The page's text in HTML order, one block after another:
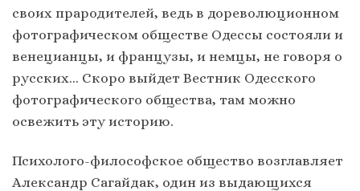
своих прародителей, ведь в дореволюционном
фотографическом обществе Одессы состояли и
венецианцы, и французы, и немцы, не говоря о
русских… Скоро выйдет Вестник Одесского
фотографического общества, там можно
освежить эту историю.
Психолого-философское общество возглавляет
Александр Сагайдак, один из выдающихся